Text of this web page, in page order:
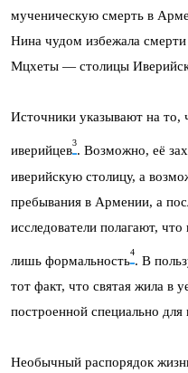
мученическую смерть в
Нина чудом избежала смерти
Мцхеты — столицы
Источники указывают на то,
иверийцев
3
. Возможно, её
иверийскую столицу, а
пребывания в Армении, а
исследователи полагают,
лишь формальность
4
. В
тот факт, что святая жила в
построенной специально для
Необычный распорядок